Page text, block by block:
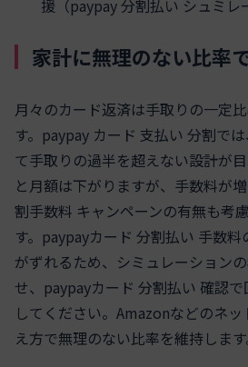
援（paypay 分割払い シュミレ
家計に無理のない比率
月々のカード返済は手取りの一定
す。paypay カード 支払い 分割で
て手取りの過半を超えない設計が
と月額は下がりますが、手数料が
割手数料 キャンペーンの有無も考
す。paypayカード 分割払い 手数
がずれるため、シミュレーション
せ、paypayカード 分割払い 確認
してください。Amazonなどのネ
え方で無理のない比率を維持します